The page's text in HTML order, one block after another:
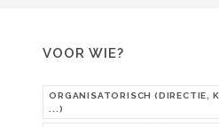
VOOR WIE?
ORGANISATORISCH (DIRECTIE,
...)